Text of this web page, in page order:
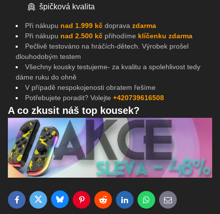
špičková kvalita
Při nákupu nad 1.999 kč doprava zdarma
Při nákupu nad 2.500 kč přihodíme klíčenku zdarma
Pečlivě testováno na hráčích-dětech. Výrobek prošel
dlouhodobým testem
Všechny kousky testujeme- za kvalitu a spolehlivost tedy
dáme ruku do ohně
V případě nespokojenosti obratem řešíme
Potřebujete poradit? Volejte +420739616508
A co zkusit náš top kousek?
FacebookTwitterBlueskyPinterestRedditLinkedInWhatsApp
E-mail